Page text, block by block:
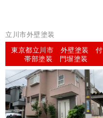
立川市外壁塗装
東京都立川市 外壁塗装 付
帯部塗装 門塀塗装